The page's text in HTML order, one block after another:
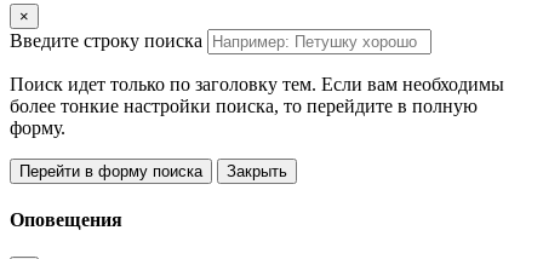
×
Введите строку поиска
Поиск идет только по заголовку тем. Если вам необходимы
более тонкие настройки поиска, то перейдите в полную
форму.
Перейти в форму поиска Закрыть
Оповещения